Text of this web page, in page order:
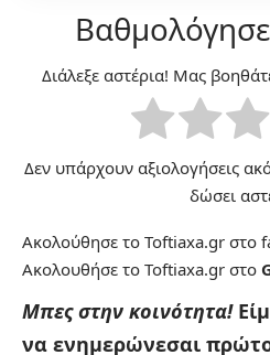
Διάλεξε αστέρια! Μας
Δεν υπάρχουν αξιολογήσεις
δώσει
Ακολούθησε το Toftiaxa.gr στο
Ακολουθήσε το Toftiaxa.gr στο
Μπες στην κοινότητα!
να ενημερώνεσαι